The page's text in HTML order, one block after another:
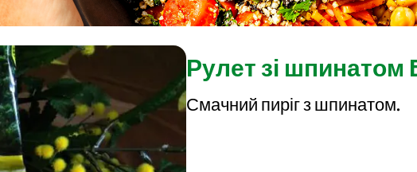
Рулет зі
Смачний пиріг з шпинатом.